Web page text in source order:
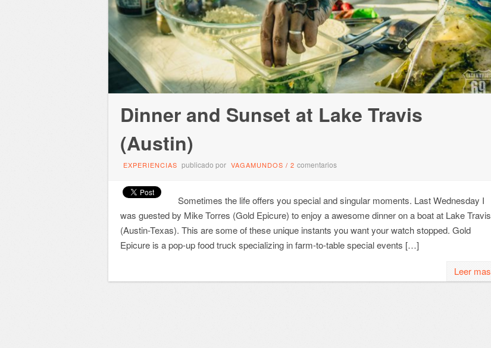
Dinner and Sunset at Lake Travis
(Austin)
EXPERIENCIAS publicado por VAGAMUNDOS / 2 comentarios
Sometimes the life offers you special and singular moments. Last Wednesday I
was guested by Mike Torres (Gold Epicure) to enjoy a awesome dinner on a boat at Lake Travis
(Austin-Texas). This are some of these unique instants you want your watch stopped. Gold
Epicure is a pop-up food truck specializing in farm-to-table special events […]
Leer mas